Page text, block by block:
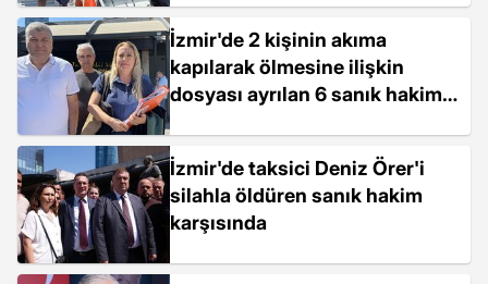
İzmir'de 2 kişinin akıma
kapılarak ölmesine ilişkin
dosyası ayrılan 6 sanık hakim
İzmir'de taksici Deniz Örer'i
silahla öldüren sanık hakim
karşısında